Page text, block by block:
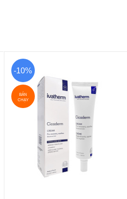
-10%
BÁN
CHẠY